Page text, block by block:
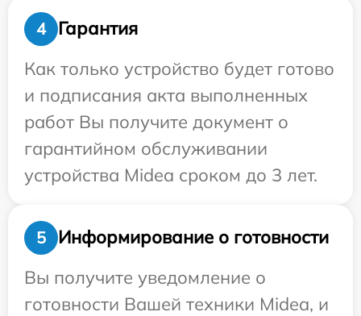
4
Гарантия
Как только устройство будет готово
и подписания акта выполненных
работ Вы получите документ о
гарантийном обслуживании
устройства Midea сроком до 3 лет.
5
Информирование о готовности
Вы получите уведомление о
готовности Вашей техники Midea, и